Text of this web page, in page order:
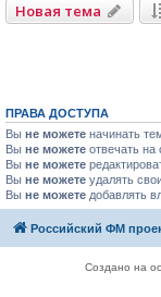
Новая тема
ПРАВА ДОСТУПА
Вы не можете начинать
Вы не можете отвечать
Вы не можете
Вы не можете удалять
Вы не можете добавлять
Российский ФМ
Создано на